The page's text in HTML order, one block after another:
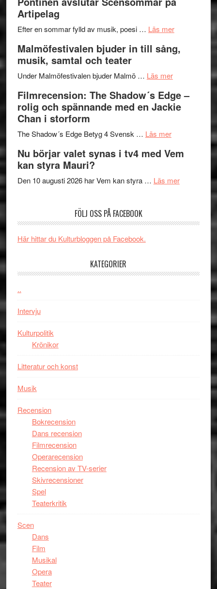
Delvis
genrens
terräng
på
Artipelag
Efter en sommar fylld av musik, poesi … Läs merom
Endre,
Roland
Pöntinen
Scensommar
Artipelag
Malmöfestivalen bjuder in till sång,
musik, samtal och teater
Under Malmöfestivalen bjuder Malmö … Läs merom
bjuder
in
samtal
teater
Filmrecension: The Shadow´s Edge –
rolig och spännande med en Jackie
Chan i storform
The Shadow´s Edge Betyg 4 Svensk … Läs merom
Filmrecension:
The
´s
och
Jackie
Nu börjar valet synas i tv4 med Vem
kan styra Mauri?
Den 10 augusti 2026 har Vem kan styra … Läs merom
synas
Vem
FÖLJ OSS PÅ FACEBOOK
Här hittar du Kulturbloggen på Facebook.
KATEGORIER
..
Intervju
Kulturpolitik
Krönikor
Litteratur och konst
Musik
Recension
Bokrecension
Dans recension
Filmrecension
Operarecension
Recension av TV-serier
Skivrecensioner
Spel
Teaterkritik
Scen
Dans
Film
Musikal
Opera
Teater